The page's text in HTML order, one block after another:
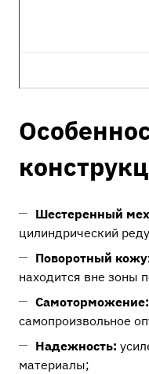
Шестеренный
цилиндрический
Поворотный
находится вне зоны
Самоторможение:
самопроизвольное
Надежность:
материалы;